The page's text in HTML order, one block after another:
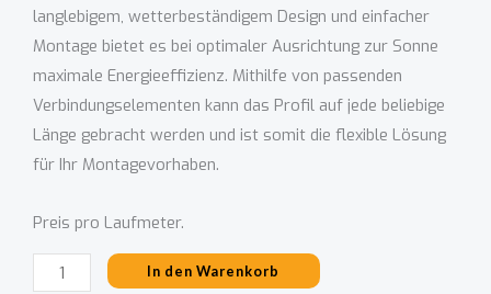
langlebigem, wetterbeständigem Design und einfacher
Montage bietet es bei optimaler Ausrichtung zur Sonne
maximale Energieeffizienz. Mithilfe von passenden
Verbindungselementen kann das Profil auf jede beliebige
Länge gebracht werden und ist somit die flexible Lösung
für Ihr Montagevorhaben.
Preis pro Laufmeter.
In den Warenkorb